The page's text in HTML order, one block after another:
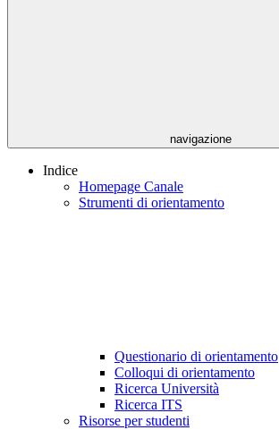
navigazione
Indice
Homepage Canale
Strumenti di orientamento
Questionario di orientamento
Colloqui di orientamento
Ricerca Università
Ricerca ITS
Risorse per studenti